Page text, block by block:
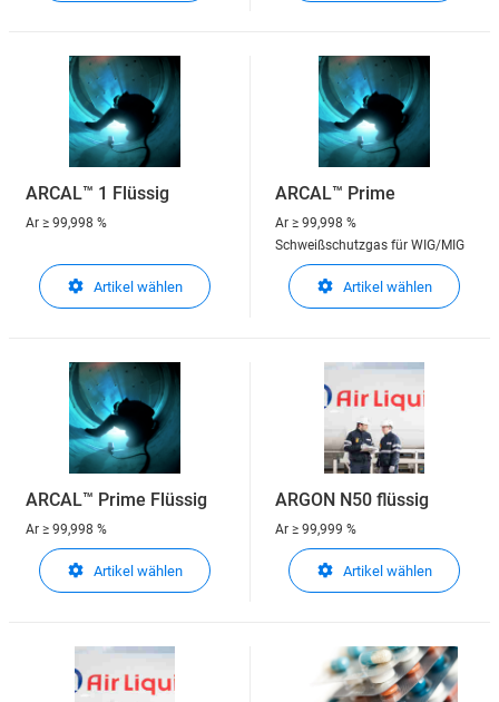
ARCAL™ 1 Flüssig
Ar ≥ 99,998 %
Artikel wählen
ARCAL™ Prime
Ar ≥ 99,998 %
Schweißschutzgas für WIG/MIG
Artikel wählen
ARCAL™ Prime Flüssig
Ar ≥ 99,998 %
Artikel wählen
ARGON N50 flüssig
Ar ≥ 99,999 %
Artikel wählen